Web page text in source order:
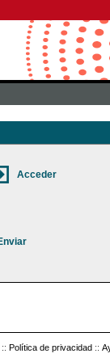
:: Política de privacidad ::